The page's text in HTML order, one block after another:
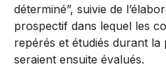
déterminé”, suivie de
prospectif dans lequel les
repérés et étudiés durant la
seraient ensuite évalués.